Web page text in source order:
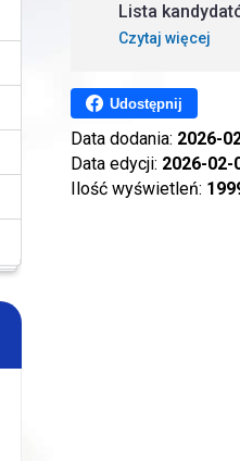
Lista
Czytaj więcej
Udostępnij
Data dodania: 2026-
Data edycji: 2026-02-
Ilość wyświetleń: